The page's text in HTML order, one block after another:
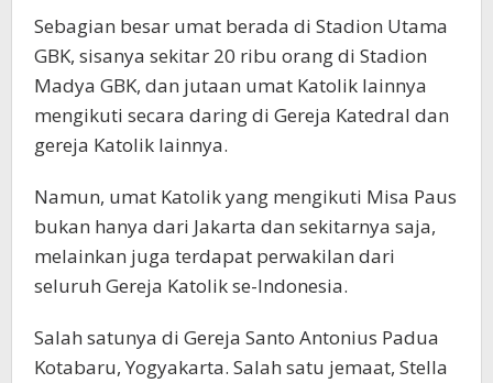
Sebagian besar umat berada di Stadion Utama
GBK, sisanya sekitar 20 ribu orang di Stadion
Madya GBK, dan jutaan umat Katolik lainnya
mengikuti secara daring di Gereja Katedral dan
gereja Katolik lainnya.
Namun, umat Katolik yang mengikuti Misa Paus
bukan hanya dari Jakarta dan sekitarnya saja,
melainkan juga terdapat perwakilan dari
seluruh Gereja Katolik se-Indonesia.
Salah satunya di Gereja Santo Antonius Padua
Kotabaru, Yogyakarta. Salah satu jemaat, Stella